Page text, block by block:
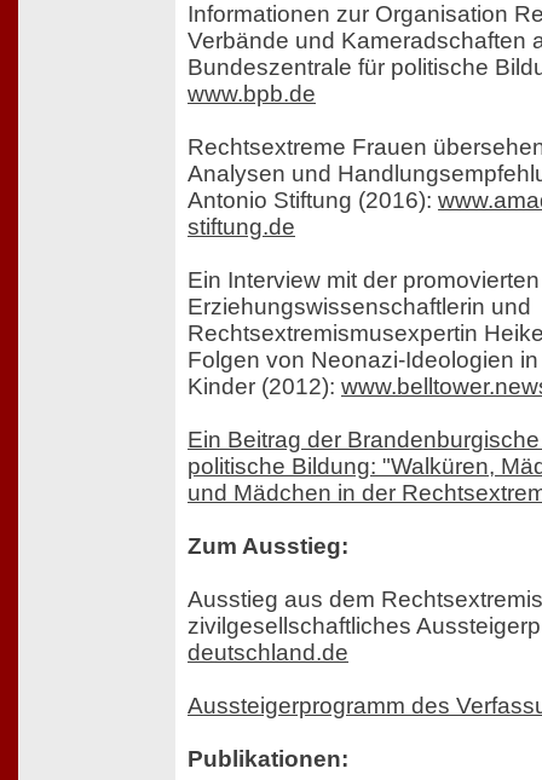
Informationen zur Organisation
Verbände und Kameradschaften
Bundeszentrale für politische
www.bpb.de
Rechtsextreme Frauen
Analysen und
Antonio Stiftung (2016):
stiftung.de
Ein Interview mit der promovierten
Erziehungswissenschaftlerin und
Rechtsextremismusexpertin
Folgen von Neonazi-Ideologien
Kinder (2012):
Ein Beitrag der
politische Bildung: "Walküren,
und Mädchen in der
Zum Ausstieg:
Ausstieg aus dem
zivilgesellschaftliches
deutschland.de
Aussteigerprogramm des
Publikationen: